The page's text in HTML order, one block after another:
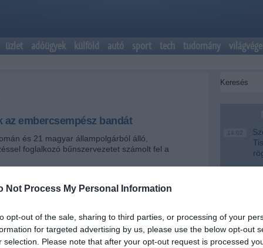
Not Process My Personal Information
opt-out of the sale, sharing to third parties, or processing of your
for targeted advertising by us, please use the below opt-out
selection. Please note that after your opt-out request is processed
üzlet adóügyek külföld autó sport tech tudomány világvége
az embercsempész bandát
és 21 magyar állampolgárból álló,
foglalkozó bűnszervezetet számolt fel a
+-
14:02
8:46